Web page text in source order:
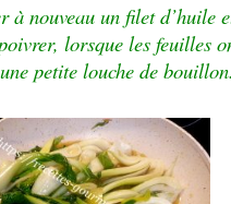
à nouveau un filet d’huile
lorsque les feuilles
petite louche de bouillon.